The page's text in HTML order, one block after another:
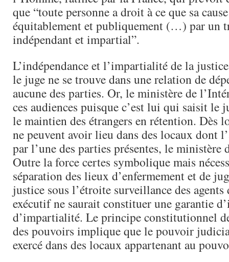
que “toute personne a droit à ce que sa
équitablement et publiquement (…) par un
indépendant et impartial”.
L’indépendance et l’impartialité de la
le juge ne se trouve dans une relation de
aucune des parties. Or, le ministère de
ces audiences puisque c’est lui qui saisit le
le maintien des étrangers en rétention. Dès
ne peuvent avoir lieu dans des locaux dont
par l’une des parties présentes, le ministère
Outre la force certes symbolique mais
séparation des lieux d’enfermement et de
justice sous l’étroite surveillance des
exécutif ne saurait constituer une garantie
d’impartialité. Le principe constitutionnel
des pouvoirs implique que le pouvoir
exercé dans des locaux appartenant au